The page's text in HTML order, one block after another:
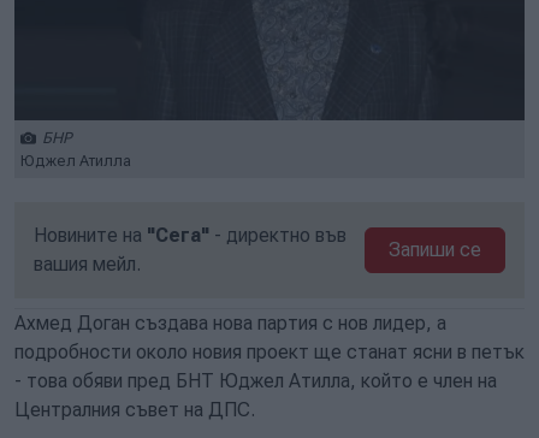
БНР
Юджел Атилла
Новините на "Сега" - директно във
вашия мейл.
Запиши се
Ахмед Доган създава нова партия с нов лидер, а
подробности около новия проект ще станат ясни в петък
- това обяви пред БНТ Юджел Атилла, който е член на
Централния съвет на ДПС.